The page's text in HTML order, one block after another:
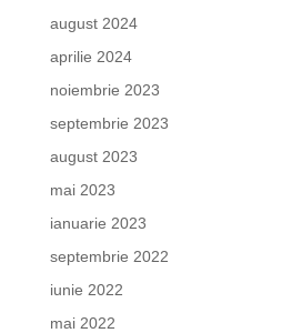
august 2024
aprilie 2024
noiembrie 2023
septembrie 2023
august 2023
mai 2023
ianuarie 2023
septembrie 2022
iunie 2022
mai 2022